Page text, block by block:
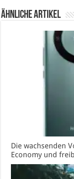
Ähnliche Artikel
Die wachsenden
Economy und